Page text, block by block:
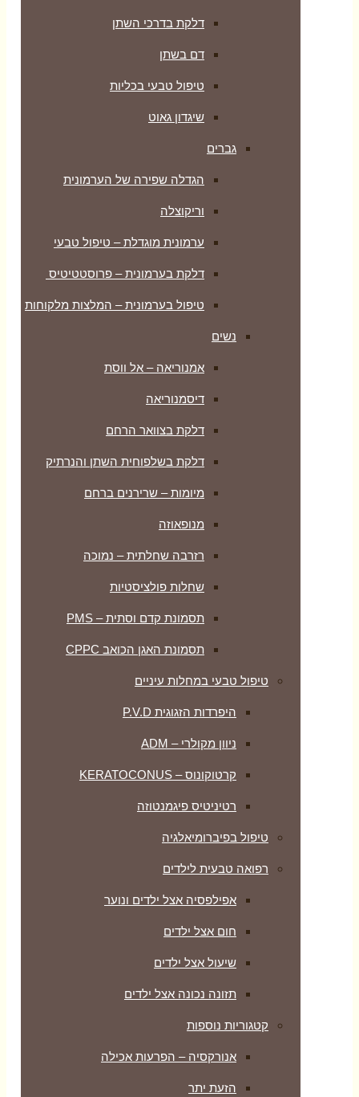
דלקת בדרכי השתן
דם בשתן
טיפול טבעי בכליות
שיגדון גאוט
גברים
הגדלה שפירה של הערמונית
וריקוצלה
ערמונית מוגדלת – טיפול טבעי
דלקת בערמונית – פרוסטטיטיס
טיפול בערמונית – המלצות מלקוחות
נשים
אמנוריאה – אל ווסת
דיסמנוריאה
דלקת בצוואר הרחם
דלקת בשלפוחית השתן והנרתיק
מיומות – שרירנים ברחם
מנופאוזה
רזרבה שחלתית – נמוכה
שחלות פולציסטיות
תסמונת קדם וסתית – PMS
תסמונת האגן הכואב CPPC
טיפול טבעי במחלות עיניים
היפרדות הזגוגית P.V.D
ניוון מקולרי – ADM
קרטוקונוס – KERATOCONUS
רטיניטיס פיגמנטוזה
טיפול בפיברומיאלגיה
רפואה טבעית לילדים
אפילפסיה אצל ילדים ונוער
חום אצל ילדים
שיעול אצל ילדים
תזונה נכונה אצל ילדים
קטגוריות נוספות
אנורקסיה – הפרעות אכילה
הזעת יתר